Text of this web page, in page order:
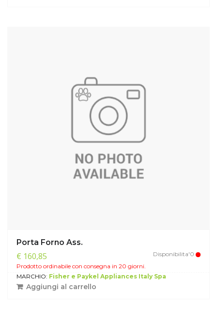
Porta Forno Ass.
€ 160,85
Disponibilita'0
Prodotto ordinabile con consegna in 20 giorni.
MARCHIO: Fisher e Paykel Appliances Italy Spa
Aggiungi al carrello